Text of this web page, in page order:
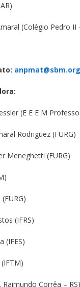
(Colégio Pedro II
(E E E M
Rodriguez (FURG)
Meneghetti (FURG)
(IFRS)
(IFES)
Raimundo Corrêa – RS)